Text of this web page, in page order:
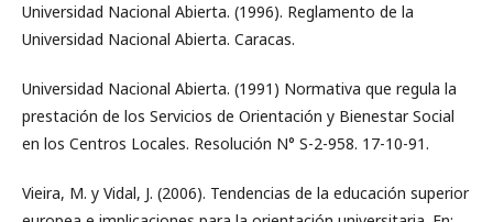
Universidad Nacional Abierta. (1996). Reglamento de la
Universidad Nacional Abierta. Caracas.
Universidad Nacional Abierta. (1991) Normativa que regula la
prestación de los Servicios de Orientación y Bienestar Social
en los Centros Locales. Resolución N° S-2-958. 17-10-91.
Vieira, M. y Vidal, J. (2006). Tendencias de la educación superior